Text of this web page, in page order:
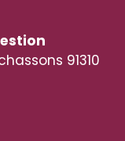
91310